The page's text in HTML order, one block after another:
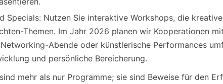
Specials: Nutzen Sie interaktive Workshops, die
Themen. Im Jahr 2026 planen wir Kooperationen
Abende oder künstlerische Performances
und persönliche Bereicherung.
mehr als nur Programme; sie sind Beweise für den